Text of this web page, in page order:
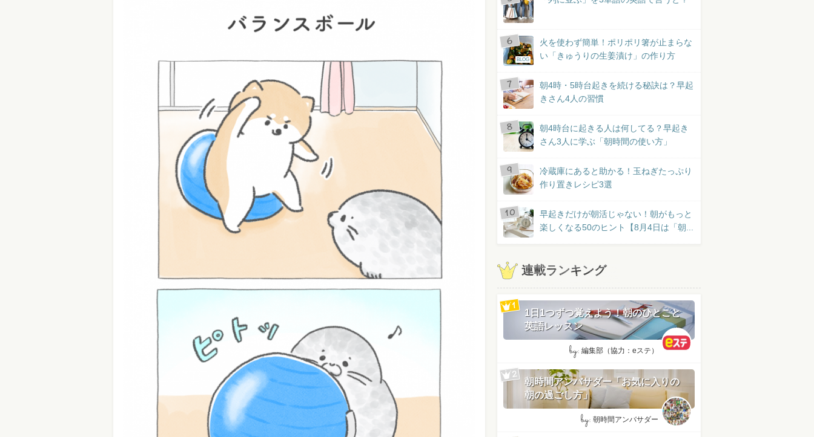
BLOG
火を使わず簡単！ポリポリ箸が止まらな
い「きゅうりの生姜漬け」の作り方
朝4時・5時台起きを続ける秘訣は？早起
きさん4人の習慣
朝4時台に起きる人は何してる？早起き
さん3人に学ぶ「朝時間の使い方」
冷蔵庫にあると助かる！玉ねぎたっぷり
作り置きレシピ3選
早起きだけが朝活じゃない！朝がもっと
楽しくなる50のヒント【8月4日は「朝...
連載ランキング
1日1つずつ覚えよう！朝のひとこと
英語レッスン
by: 編集部（協力：eステ）
朝時間アンバサダー「お気に入りの
朝の過ごし方」
by: 朝時間アンバサダー